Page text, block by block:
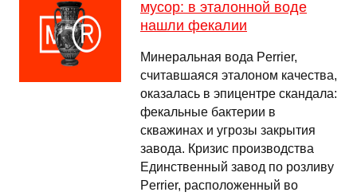
мусор: в эталонной воде
нашли фекалии
Минеральная вода Perrier,
считавшаяся эталоном качества,
оказалась в эпицентре скандала:
фекальные бактерии в
скважинах и угрозы закрытия
завода. Кризис производства
Единственный завод по розливу
Perrier, расположенный во